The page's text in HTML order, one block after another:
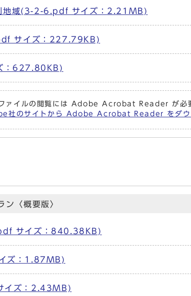
地域(3-2-6.pdf サイズ：2.21MB)
サイズ：227.79KB)
：627.80KB)
ァイルの閲覧には Adobe Acrobat Reader が必要
社のサイトから Adobe Acrobat Reader をダウン
ン〈概要版〉
サイズ：840.38KB)
ズ：1.87MB)
イズ：2.43MB)